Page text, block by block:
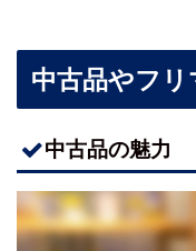
中古品やフ
中古品の魅力